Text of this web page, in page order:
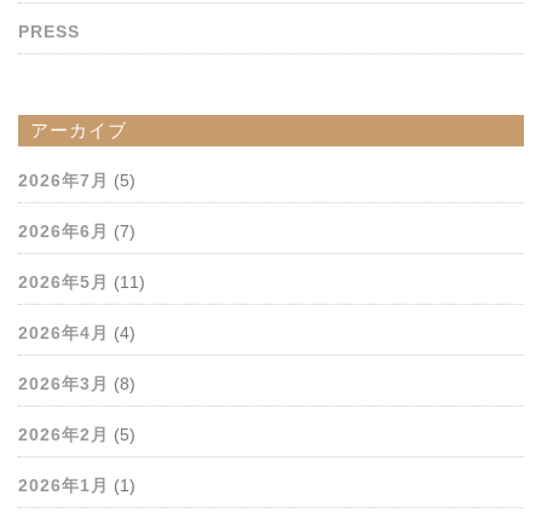
PRESS
アーカイブ
2026年7月 (5)
2026年6月 (7)
2026年5月 (11)
2026年4月 (4)
2026年3月 (8)
2026年2月 (5)
2026年1月 (1)